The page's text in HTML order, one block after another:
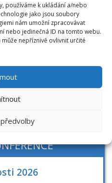
používáme k ukládání a/nebo
jako jsou soubory
nám umožní zpracovávat
nebo jedinečná ID na tomto webu.
nepříznivě ovlivnit určité
2026